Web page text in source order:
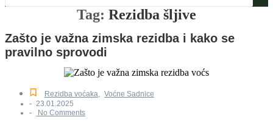
Tag: Rezidba šljive
Zašto je važna zimska rezidba i kako se
pravilno sprovodi
Rezidba voćaka, Voćne Sadnice
- 23.01.2025
- No Comments